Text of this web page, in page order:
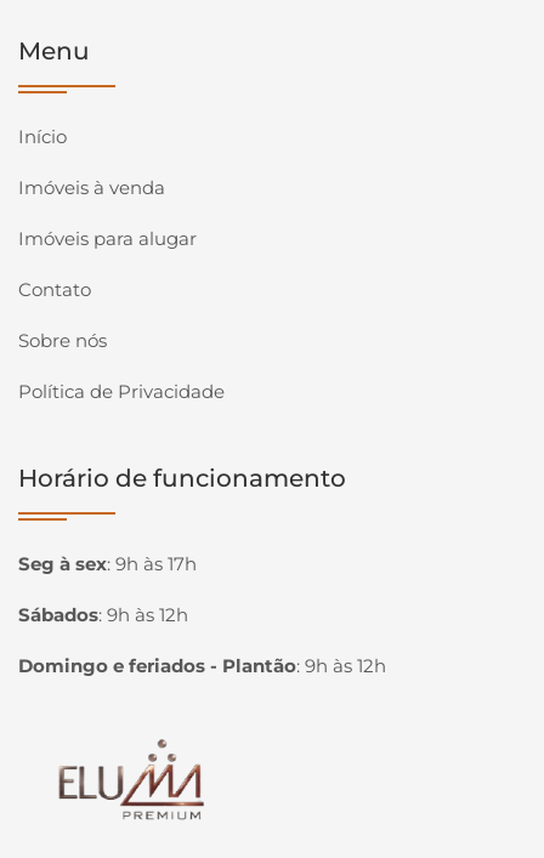
Menu
Início
Imóveis à venda
Imóveis para alugar
Contato
Sobre nós
Política de Privacidade
Horário de funcionamento
Seg à sex: 9h às 17h
Sábados: 9h às 12h
Domingo e feriados - Plantão: 9h às 12h
Página inicial